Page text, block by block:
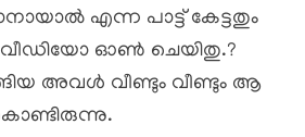
എന്ന പാട്ട് കേട്ടതും
വീഡിയോ ഓൺ ചെയിതു.?
അവൾ വീണ്ടും വീണ്ടും ആ